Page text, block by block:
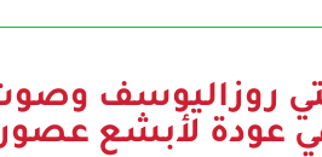
روزاليوسف وصوت
عودة لأبشع عصور